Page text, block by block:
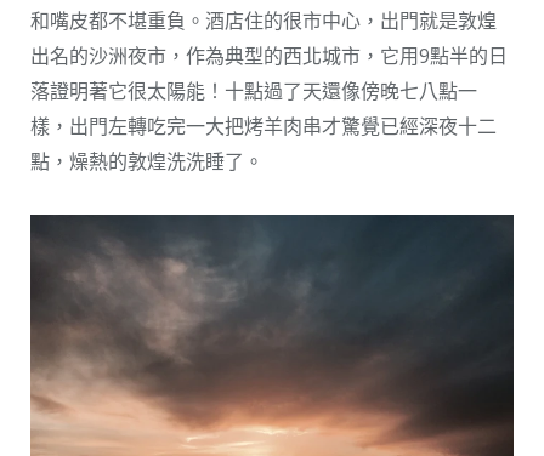
和嘴皮都不堪重負。酒店住的很市中心，出門就是敦煌
出名的沙洲夜市，作為典型的西北城市，它用9點半的日
落證明著它很太陽能！十點過了天還像傍晚七八點一
樣，出門左轉吃完一大把烤羊肉串才驚覺已經深夜十二
點，燥熱的敦煌洗洗睡了。